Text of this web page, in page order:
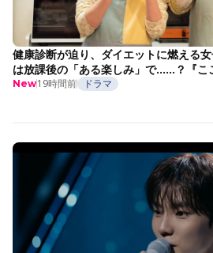
健康診断が迫り、ダイエットに燃える
は放課後の「ある楽しみ」で……？『こ
New19時間前 ドラマ